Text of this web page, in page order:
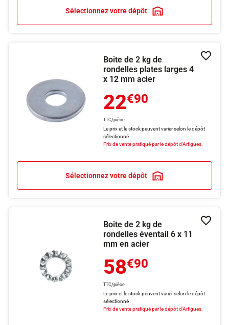
Sélectionnez votre dépôt
Boite de 2 kg de
rondelles plates larges 4
x 12 mm acier
22€90
TTC/pièce
Le prix et le stock peuvent varier selon le dépôt
sélectionné
Prix de vente pratiqué par le dépôt d'Artigues.
Sélectionnez votre dépôt
Boite de 2 kg de
rondelles éventail 6 x 11
mm en acier
58€90
TTC/pièce
Le prix et le stock peuvent varier selon le dépôt
sélectionné
Prix de vente pratiqué par le dépôt d'Artigues.